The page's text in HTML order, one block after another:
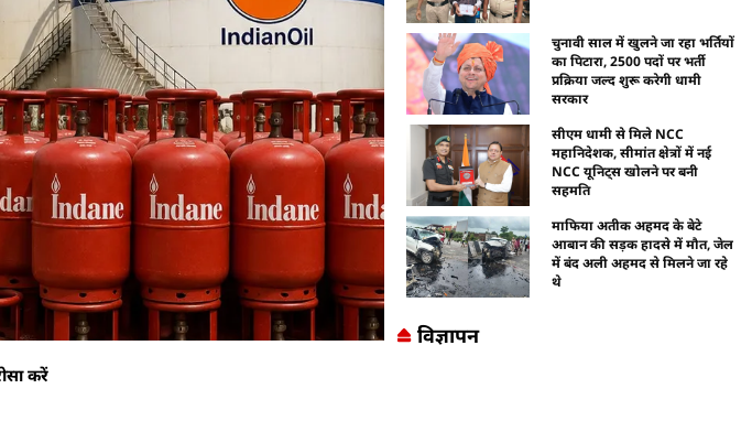
करें
चुनावी साल में खुलने जा रहा भर्तियों
का पिटारा, 2500 पदों पर भर्ती
प्रक्रिया जल्द शुरू करेगी धामी
सरकार
सीएम धामी से मिले NCC
महानिदेशक, सीमांत क्षेत्रों में नई
NCC यूनिट्स खोलने पर बनी
सहमति
माफिया अतीक अहमद के बेटे
आबान की सड़क हादसे में मौत, जेल
में बंद अली अहमद से मिलने जा रहे
थे
विज्ञापन